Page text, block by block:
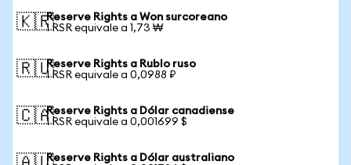
🇰🇷Reserve Rights a Won surcoreano
1 RSR equivale a 1,73 ₩
🇷🇺Reserve Rights a Rublo ruso
1 RSR equivale a 0,0988 ₽
🇨🇦Reserve Rights a Dólar canadiense
1 RSR equivale a 0,001699 $
Reserve Rights a Dólar australiano